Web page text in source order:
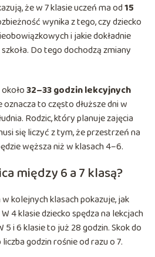
że w 7 klasie uczeń ma od15
wynika z tego, czy dziecko
i jakie dokładnie
Do tego dochodzą zmiany
32–33 godzin lekcyjnych
oznacza to często dłuższe dni w
Rodzic, który planuje zajęcia
się liczyć z tym, że przestrzeń na
węższa niż w klasach 4–6.
między 6 a 7 klasą?
kolejnych klasach pokazuje, jak
4 klasie dziecko spędza na lekcjach
i 6 klasie to już 28 godzin. Skok do
godzin rośnie od razu o 7.